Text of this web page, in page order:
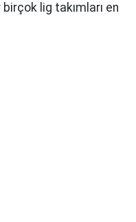
lig takımları en